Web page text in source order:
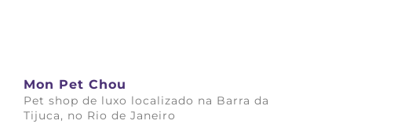
Mon Pet Chou
Pet shop de luxo localizado na Barra da
Tijuca, no Rio de Janeiro